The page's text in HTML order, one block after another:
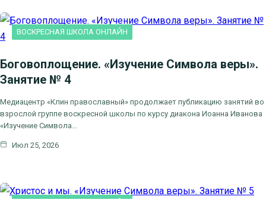
ВОСКРЕСНАЯ ШКОЛА ОНЛАЙН
Боговоплощение. «Изучение Символа веры».
Занятие № 4
Медиацентр «Клин православный» продолжает публикацию занятий во
взрослой группе воскресной школы по курсу диакона Иоанна Иванова
«Изучение Символа…
Июл 25, 2026